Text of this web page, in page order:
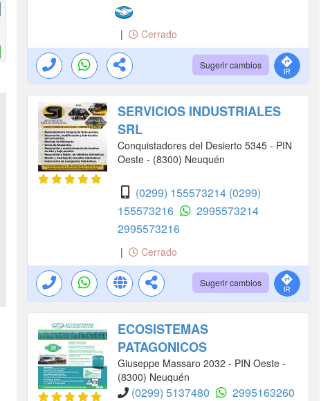
| Cerrado
Sugerir cambios
SERVICIOS INDUSTRIALES
SRL
Conquistadores del Desierto 5345 - PIN
Oeste - (8300) Neuquén
(0299) 155573214 (0299)
155573216
2995573214
2995573216
| Cerrado
Sugerir cambios
ECOSISTEMAS
PATAGONICOS
Giuseppe Massaro 2032 - PIN Oeste -
(8300) Neuquén
(0299) 5137480 2995163260